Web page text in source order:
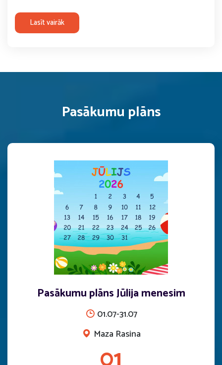
Lasīt vairāk
Pasākumu plāns
Pasākumu plāns Jūlija menesim
01.07-31.07
Maza Rasina